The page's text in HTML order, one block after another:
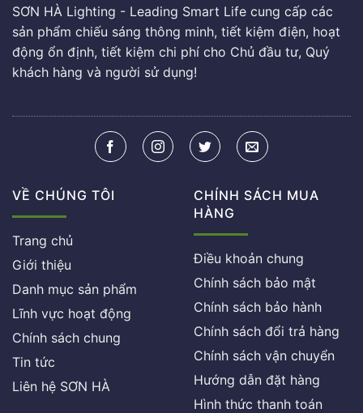
SƠN HÀ Lighting - Leading Smart Life cung cấp các
sản phẩm chiếu sáng thông minh, tiết kiệm điện, hoạt
động ổn định, tiết kiệm chi phí cho Chủ đầu tư, Quý
khách hàng và người sử dụng!
VỀ CHÚNG TÔI
Trang chủ
Giới thiệu
Danh mục sản phẩm
Lĩnh vực hoạt động
Chính sách chung
Tin tức
Liên hệ SƠN HÀ
CHÍNH SÁCH MUA
HÀNG
Điều khoản chung
Chính sách bảo mật
Chính sách bảo hành
Chính sách đổi trả hàng
Chính sách vận chuyển
Hướng dẫn đặt hàng
Hình thức thanh toán